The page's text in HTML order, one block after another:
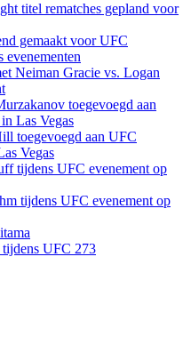
titel rematches gepland voor
gemaakt voor UFC
evenementen
Neiman Gracie vs. Logan
toegevoegd aan
Las Vegas
toegevoegd aan UFC
Vegas
tijdens UFC evenement op
tijdens UFC evenement op
UFC 273